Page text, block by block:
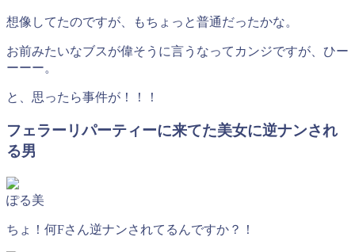
想像してたのですが、もちょっと普通だったかな。
お前みたいなブスが偉そうに言うなってカンジですが、ひー
ーーー。
と、思ったら事件が！！！
フェラーリパーティーに来てた美女に逆ナンされ
る男
ぽる美
ちょ！何Fさん逆ナンされてるんですか？！